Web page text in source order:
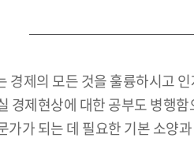
경제의 모든 것을 훌륭하시고
경제현상에 대한 공부도 병행
가가 되는 데 필요한 기본 소양